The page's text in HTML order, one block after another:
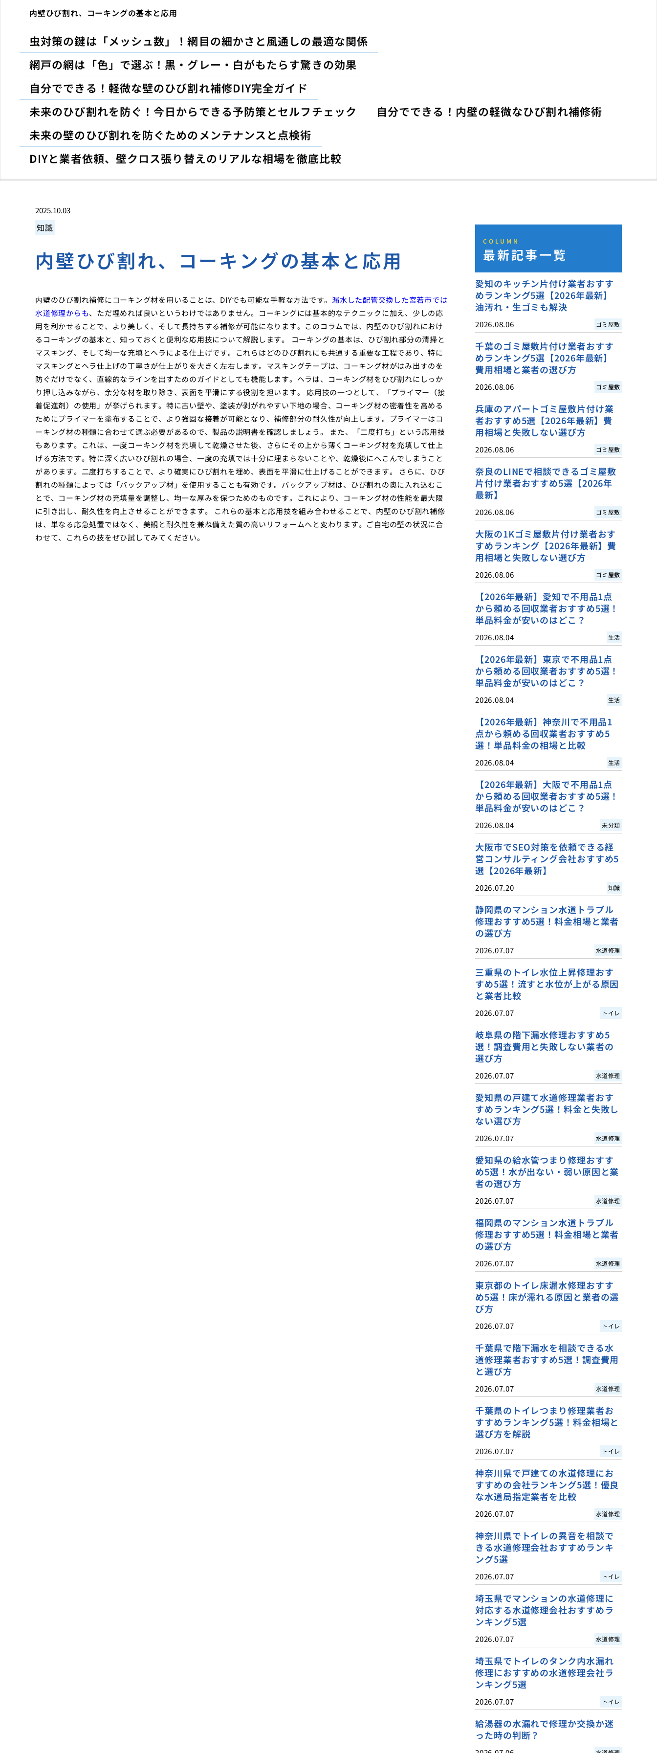
内壁ひび割れ、コーキングの基本と応用
虫対策の鍵は「メッシュ数」！網目の細かさと風通しの最適な関係
網戸の網は「色」で選ぶ！黒・グレー・白がもたらす驚きの効果
自分でできる！軽微な壁のひび割れ補修DIY完全ガイド
未来のひび割れを防ぐ！今日からできる予防策とセルフチェック
自分でできる！内壁の軽微なひび割れ補修術
未来の壁のひび割れを防ぐためのメンテナンスと点検術
DIYと業者依頼、壁クロス張り替えのリアルな相場を徹底比較
2025.10.03
知識
内壁ひび割れ、コーキングの基本と応用
内壁のひび割れ補修にコーキング材を用いることは、DIYでも可能な手軽な方法です。 漏水した配管交換した宮若市では
水道修理からも、ただ埋めれば良いというわけではありません。コーキングには基本的なテクニックに加え、少しの応
用を利かせることで、より美しく、そして長持ちする補修が可能になります。このコラムでは、内壁のひび割れにおけ
るコーキングの基本と、知っておくと便利な応用技について解説します。 コーキングの基本は、ひび割れ部分の清掃と
マスキング、そして均一な充填とヘラによる仕上げです。これらはどのひび割れにも共通する重要な工程であり、特に
マスキングとヘラ仕上げの丁寧さが仕上がりを大きく左右します。マスキングテープは、コーキング材がはみ出すのを
防ぐだけでなく、直線的なラインを出すためのガイドとしても機能します。ヘラは、コーキング材をひび割れにしっか
り押し込みながら、余分な材を取り除き、表面を平滑にする役割を担います。 応用技の一つとして、「プライマー（接
着促進剤）の使用」が挙げられます。特に古い壁や、塗装が剥がれやすい下地の場合、コーキング材の密着性を高める
ためにプライマーを塗布することで、より強固な接着が可能となり、補修部分の耐久性が向上します。プライマーはコ
ーキング材の種類に合わせて選ぶ必要があるので、製品の説明書を確認しましょう。 また、「二度打ち」という応用技
もあります。これは、一度コーキング材を充填して乾燥させた後、さらにその上から薄くコーキング材を充填して仕上
げる方法です。特に深く広いひび割れの場合、一度の充填では十分に埋まらないことや、乾燥後にへこんでしまうこと
があります。二度打ちすることで、より確実にひび割れを埋め、表面を平滑に仕上げることができます。 さらに、ひび
割れの種類によっては「バックアップ材」を使用することも有効です。バックアップ材は、ひび割れの奥に入れ込むこ
とで、コーキング材の充填量を調整し、均一な厚みを保つためのものです。これにより、コーキング材の性能を最大限
に引き出し、耐久性を向上させることができます。 これらの基本と応用技を組み合わせることで、内壁のひび割れ補修
は、単なる応急処置ではなく、美観と耐久性を兼ね備えた質の高いリフォームへと変わります。ご自宅の壁の状況に合
わせて、これらの技をぜひ試してみてください。
COLUMN
最新記事一覧
愛知のキッチン片付け業者おすす
めランキング5選【2026年最新】
油汚れ・生ゴミも解決
2026.08.06 ゴミ屋敷
千葉のゴミ屋敷片付け業者おすす
めランキング5選【2026年最新】
費用相場と業者の選び方
2026.08.06 ゴミ屋敷
兵庫のアパートゴミ屋敷片付け業
者おすすめ5選【2026年最新】費
用相場と失敗しない選び方
2026.08.06 ゴミ屋敷
奈良のLINEで相談できるゴミ屋敷
片付け業者おすすめ5選【2026年
最新】
2026.08.06 ゴミ屋敷
大阪の1Kゴミ屋敷片付け業者おす
すめランキング【2026年最新】費
用相場と失敗しない選び方
2026.08.06 ゴミ屋敷
【2026年最新】愛知で不用品1点
から頼める回収業者おすすめ5選！
単品料金が安いのはどこ？
2026.08.04 生活
【2026年最新】東京で不用品1点
から頼める回収業者おすすめ5選！
単品料金が安いのはどこ？
2026.08.04 生活
【2026年最新】神奈川で不用品1
点から頼める回収業者おすすめ5
選！単品料金の相場と比較
2026.08.04 生活
【2026年最新】大阪で不用品1点
から頼める回収業者おすすめ5選！
単品料金が安いのはどこ？
2026.08.04 未分類
大阪市でSEO対策を依頼できる経
営コンサルティング会社おすすめ5
選【2026年最新】
2026.07.20 知識
静岡県のマンション水道トラブル
修理おすすめ5選！料金相場と業者
の選び方
2026.07.07 水道修理
三重県のトイレ水位上昇修理おす
すめ5選！流すと水位が上がる原因
と業者比較
2026.07.07 トイレ
岐阜県の階下漏水修理おすすめ5
選！調査費用と失敗しない業者の
選び方
2026.07.07 水道修理
愛知県の戸建て水道修理業者おす
すめランキング5選！料金と失敗し
ない選び方
2026.07.07 水道修理
愛知県の給水管つまり修理おすす
め5選！水が出ない・弱い原因と業
者の選び方
2026.07.07 水道修理
福岡県のマンション水道トラブル
修理おすすめ5選！料金相場と業者
の選び方
2026.07.07 水道修理
東京都のトイレ床漏水修理おすす
め5選！床が濡れる原因と業者の選
び方
2026.07.07 トイレ
千葉県で階下漏水を相談できる水
道修理業者おすすめ5選！調査費用
と選び方
2026.07.07 水道修理
千葉県のトイレつまり修理業者お
すすめランキング5選！料金相場と
選び方を解説
2026.07.07 トイレ
神奈川県で戸建ての水道修理にお
すすめの会社ランキング5選！優良
な水道局指定業者を比較
2026.07.07 水道修理
神奈川県でトイレの異音を相談で
きる水道修理会社おすすめランキ
ング5選
2026.07.07 トイレ
埼玉県でマンションの水道修理に
対応する水道修理会社おすすめラ
ンキング5選
2026.07.07 水道修理
埼玉県でトイレのタンク内水漏れ
修理におすすめの水道修理会社ラ
ンキング5選
2026.07.07 トイレ
給湯器の水漏れで修理か交換か迷
った時の判断？